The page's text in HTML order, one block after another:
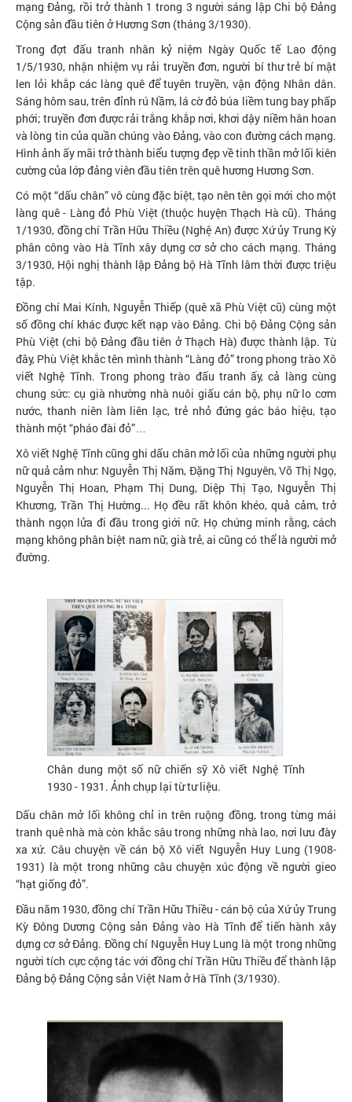
mạng Đảng, rồi trở thành 1 trong 3 người sáng lập Chi bộ Đảng
Cộng sản đầu tiên ở Hương Sơn (tháng 3/1930).
Trong đợt đấu tranh nhân kỷ niệm Ngày Quốc tế Lao động
1/5/1930, nhận nhiệm vụ rải truyền đơn, người bí thư trẻ bí mật
len lỏi khắp các làng quê để tuyên truyền, vận động Nhân dân.
Sáng hôm sau, trên đỉnh rú Nầm, lá cờ đỏ búa liềm tung bay phấp
phới; truyền đơn được rải trắng khắp nơi, khơi dậy niềm hân hoan
và lòng tin của quần chúng vào Đảng, vào con đường cách mạng.
Hình ảnh ấy mãi trở thành biểu tượng đẹp về tinh thần mở lối kiên
cường của lớp đảng viên đầu tiên trên quê hương Hương Sơn.
Có một “dấu chân” vô cùng đặc biệt, tạo nên tên gọi mới cho một
làng quê - Làng đỏ Phù Việt (thuộc huyện Thạch Hà cũ). Tháng
1/1930, đồng chí Trần Hữu Thiều (Nghệ An) được Xứ ủy Trung Kỳ
phân công vào Hà Tĩnh xây dựng cơ sở cho cách mạng. Tháng
3/1930, Hội nghị thành lập Đảng bộ Hà Tĩnh lâm thời được triệu
tập.
Đồng chí Mai Kính, Nguyễn Thiếp (quê xã Phù Việt cũ) cùng một
số đồng chí khác được kết nạp vào Đảng. Chi bộ Đảng Cộng sản
Phù Việt (chi bộ Đảng đầu tiên ở Thạch Hà) được thành lập. Từ
đây, Phù Việt khắc tên mình thành “Làng đỏ” trong phong trào Xô
viết Nghệ Tĩnh. Trong phong trào đấu tranh ấy, cả làng cùng
chung sức: cụ già nhường nhà nuôi giấu cán bộ, phụ nữ lo cơm
nước, thanh niên làm liên lạc, trẻ nhỏ đứng gác báo hiệu, tạo
thành một “pháo đài đỏ”…
Xô viết Nghệ Tĩnh cũng ghi dấu chân mở lối của những người phụ
nữ quả cảm như: Nguyễn Thị Năm, Đặng Thị Nguyên, Võ Thị Ngọ,
Nguyễn Thị Hoan, Phạm Thị Dung, Diệp Thị Tạo, Nguyễn Thị
Khương, Trần Thị Hường... Họ đều rất khôn khéo, quả cảm, trở
thành ngọn lửa đi đầu trong giới nữ. Họ chứng minh rằng, cách
mạng không phân biệt nam nữ, già trẻ, ai cũng có thể là người mở
đường.
Chân dung một số nữ chiến sỹ Xô viết Nghệ Tĩnh
1930 - 1931. Ảnh chụp lại từ tư liệu.
Dấu chân mở lối không chỉ in trên ruộng đồng, trong từng mái
tranh quê nhà mà còn khắc sâu trong những nhà lao, nơi lưu đày
xa xứ. Câu chuyện về cán bộ Xô viết Nguyễn Huy Lung (1908-
1931) là một trong những câu chuyện xúc động về người gieo
“hạt giống đỏ”.
Đầu năm 1930, đồng chí Trần Hữu Thiều - cán bộ của Xứ ủy Trung
Kỳ Đông Dương Cộng sản Đảng vào Hà Tĩnh để tiến hành xây
dựng cơ sở Đảng. Đồng chí Nguyễn Huy Lung là một trong những
người tích cực cộng tác với đồng chí Trần Hữu Thiều để thành lập
Đảng bộ Đảng Cộng sản Việt Nam ở Hà Tĩnh (3/1930).